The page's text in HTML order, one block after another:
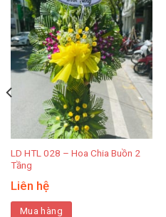
LD HTL 028 – Hoa Chia Buồn 2
Tầng
Liên hệ
Mua hàng